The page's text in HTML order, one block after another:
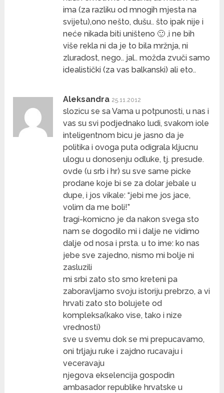
ima (za razliku od mnogih mjesta na
svijetu),ono nešto, dušu.. što ipak nije i
neće nikada biti uništeno 🙂 ,i ne bih
više rekla ni da je to bila mržnja, ni
zluradost, nego.. jal.. možda zvuči samo
idealistički (za vas balkanski) ali eto..
Aleksandra 25.11.2012
slozicu se sa Vama u potpunosti, u nas i
vas su svi podjednako ludi, svakom iole
inteligentnom bicu je jasno da je
politika i ovoga puta odigrala kljucnu
ulogu u donosenju odluke, tj. presude.
ovde (u srb i hr) su sve same picke
prodane koje bi se za dolar jebale u
dupe, i jos vikale: “jebi me jos jace,
volim da me boli!”
tragi-komicno je da nakon svega sto
nam se dogodilo mi i dalje ne vidimo
dalje od nosa i prsta. u to ime: ko nas
jebe sve zajedno, nismo mi bolje ni
zasluzili
mi srbi zato sto smo kreteni pa
zaboravljamo svoju istoriju prebrzo, a vi
hrvati zato sto bolujete od
kompleksa(kako vise, tako i nize
vrednosti)
sve u svemu dok se mi prepucavamo,
oni trljaju ruke i zajdno rucavaju i
veceravaju
njegova ekselencija gospodin
ambasador republike hrvatske u